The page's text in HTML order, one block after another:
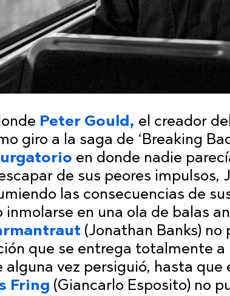
Peter Gould, el creador
giro a la saga de ‘Breaking
en donde nadie
de sus peores impulsos,
las consecuencias de
inmolarse en una ola de balas
(Jonathan Banks)
que se entrega totalmente
alguna vez persiguió, hasta que
Fring (Giancarlo Esposito) no